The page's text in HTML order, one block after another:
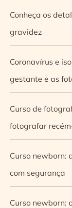
Conheça os
gravidez
Coronavírus e
gestante e as
Curso de
fotografar
Curso newborn:
com segurança
Curso newborn: